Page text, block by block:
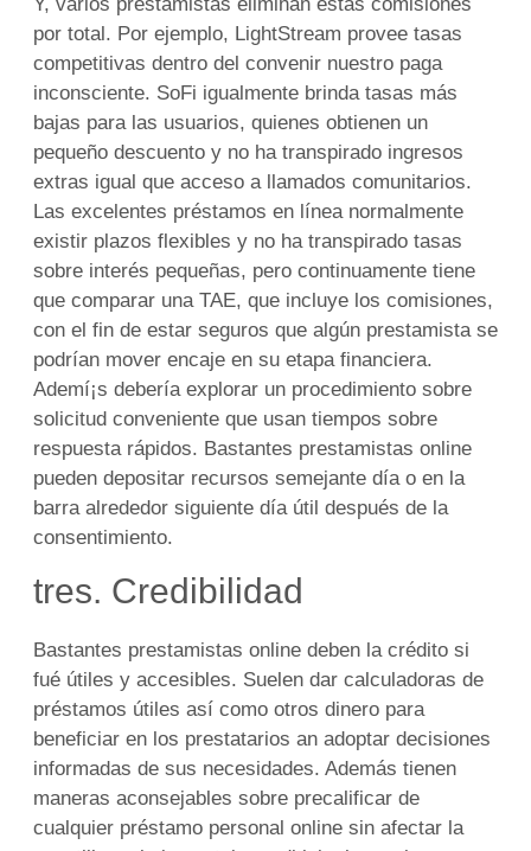
por total. Por ejemplo, LightStream provee tasas
competitivas dentro del convenir nuestro paga
inconsciente. SoFi igualmente brinda tasas más
bajas para las usuarios, quienes obtienen un
pequeño descuento y no ha transpirado ingresos
extras igual que acceso a llamados comunitarios.
Las excelentes préstamos en línea normalmente
existir plazos flexibles y no ha transpirado tasas
sobre interés pequeñas, pero continuamente tiene
que comparar una TAE, que incluye los comisiones,
con el fin de estar seguros que algún prestamista se
podrí­an mover encaje en su etapa financiera.
Ademí¡s debería explorar un procedimiento sobre
solicitud conveniente que usan tiempos sobre
respuesta rápidos. Bastantes prestamistas online
pueden depositar recursos semejante día o en la
barra alrededor siguiente día útil después de la
consentimiento.
tres. Credibilidad
Bastantes prestamistas online deben la crédito si
fué útiles y accesibles. Suelen dar calculadoras de
préstamos útiles así­ como otros dinero para
beneficiar en los prestatarios an adoptar decisiones
informadas de sus necesidades. Además tienen
maneras aconsejables sobre precalificar de
cualquier préstamo personal online sin afectar la